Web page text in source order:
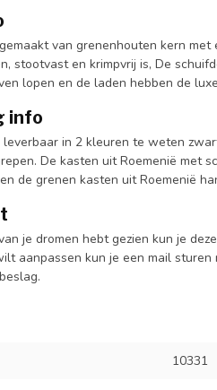
van grenenhouten kern
stootvast en krimpvrij is, De
lopen en de laden hebben de
info
in 2 kleuren te weten
De kasten uit Roemenië met
de grenen kasten uit Roemenië
je dromen hebt gezien kun je
aanpassen kun je een mail
10331